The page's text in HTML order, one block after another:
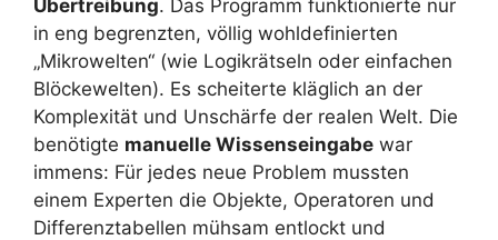
Übertreibung. Das Programm funktionierte nur
in eng begrenzten, völlig wohldefinierten
„Mikrowelten“ (wie Logikrätseln oder einfachen
Blöckewelten). Es scheiterte kläglich an der
Komplexität und Unschärfe der realen Welt. Die
benötigte manuelle Wissenseingabe war
immens: Für jedes neue Problem mussten
einem Experten die Objekte, Operatoren und
Differenztabellen mühsam entlockt und